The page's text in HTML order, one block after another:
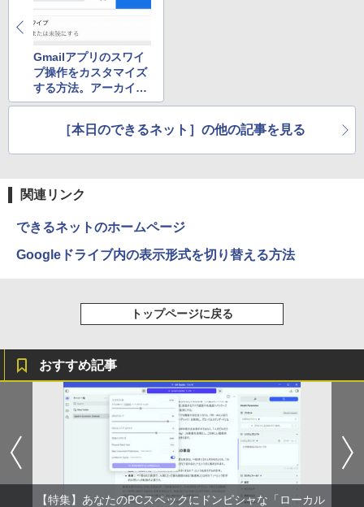
Gmailアプリのスワイ
プ操作をカスタマイズ
する方法。アーカイ
ブ、既読/未読、削除が
［本日のできるネット］の他の記事を見る
関連リンク
できるネットのホームページ
Googleドライブ内の表示形式を切り替える方法
トップページに戻る
おすすめ記事
【特集】あなたのPCスペックにドンピシャな「ローカル